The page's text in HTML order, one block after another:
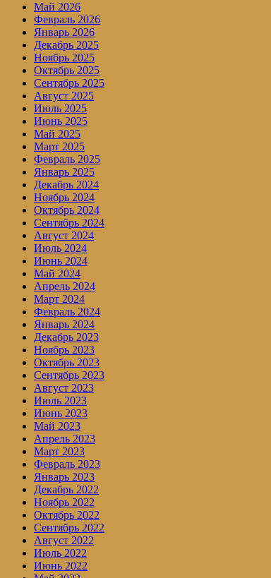
Май 2026
Февраль 2026
Январь 2026
Декабрь 2025
Ноябрь 2025
Октябрь 2025
Сентябрь 2025
Август 2025
Июль 2025
Июнь 2025
Май 2025
Март 2025
Февраль 2025
Январь 2025
Декабрь 2024
Ноябрь 2024
Октябрь 2024
Сентябрь 2024
Август 2024
Июль 2024
Июнь 2024
Май 2024
Апрель 2024
Март 2024
Февраль 2024
Январь 2024
Декабрь 2023
Ноябрь 2023
Октябрь 2023
Сентябрь 2023
Август 2023
Июль 2023
Июнь 2023
Май 2023
Апрель 2023
Март 2023
Февраль 2023
Январь 2023
Декабрь 2022
Ноябрь 2022
Октябрь 2022
Сентябрь 2022
Август 2022
Июль 2022
Июнь 2022